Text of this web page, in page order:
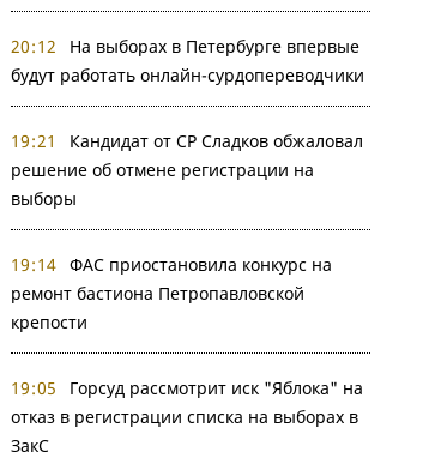
20:12
На выборах в Петербурге впервые
будут работать онлайн-сурдопереводчики
19:21
Кандидат от СР Сладков обжаловал
решение об отмене регистрации на
выборы
19:14 ФАС приостановила конкурс на
ремонт бастиона Петропавловской
крепости
19:05
Горсуд рассмотрит иск "Яблока" на
отказ в регистрации списка на выборах в
ЗакС